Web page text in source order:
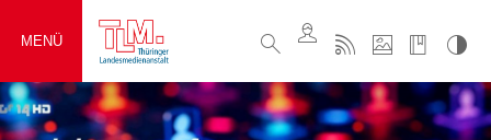
MENÜ